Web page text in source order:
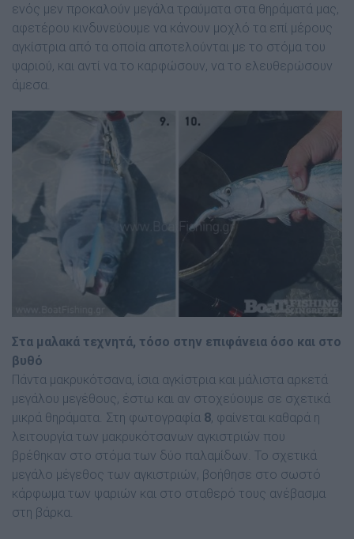
ενός µεν προκαλούν µεγάλα τραύµατα στα θηράµατά µας,
αφετέρου κινδυνεύουµε να κάνουν µοχλό τα επί µέρους
αγκίστρια από τα οποία αποτελούνται µε το στόµα του
ψαριού, και αντί να το καρφώσουν, να το ελευθερώσουν
άµεσα.
Στα µαλακά τεχνητά, τόσο στην επιφάνεια όσο και στο
βυθό
Πάντα µακρυκότσανα, ίσια αγκίστρια και µάλιστα αρκετά
µεγάλου µεγέθους, έστω και αν στοχεύουµε σε σχετικά
µικρά θηράµατα. Στη φωτογραφία 8, φαίνεται καθαρά η
λειτουργία των µακρυκότσανων αγκιστριών που
βρέθηκαν στο στόµα των δύο παλαµίδων. Το σχετικά
µεγάλο µέγεθος των αγκιστριών, βοήθησε στο σωστό
κάρφωµα των ψαριών και στο σταθερό τους ανέβασµα
στη βάρκα.